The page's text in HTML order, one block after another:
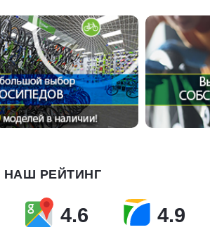
НАШ РЕЙТИНГ
4.6 4.9